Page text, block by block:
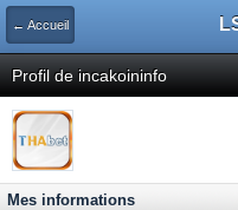
← Accueil
Profil de incakoininfo
Mes informations